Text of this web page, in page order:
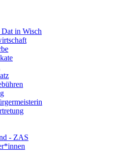
in Wisch
- ZAS